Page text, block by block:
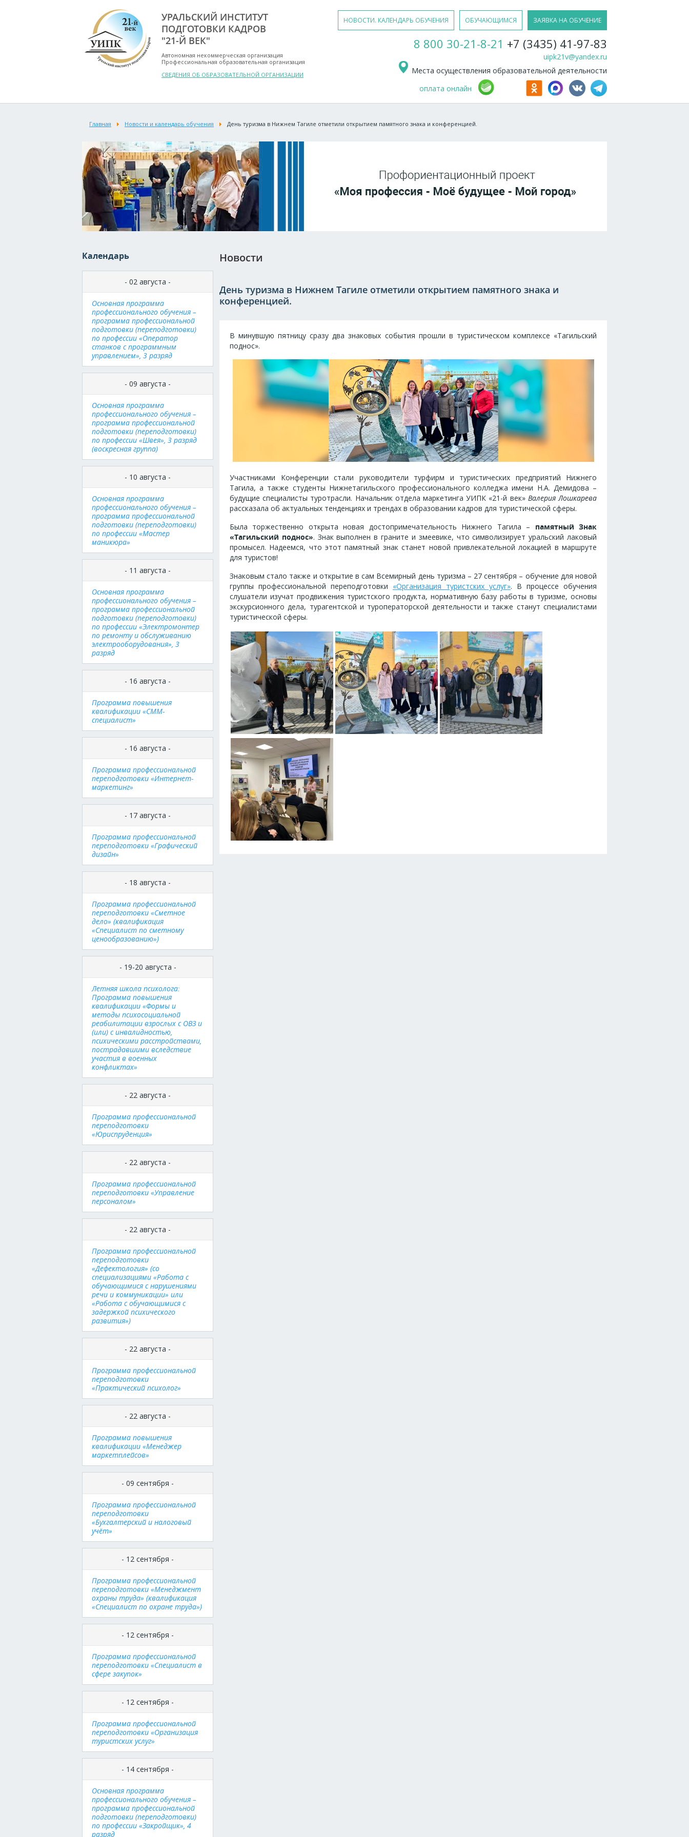
УРАЛЬСКИЙ ИНСТИТУТ
ПОДГОТОВКИ КАДРОВ
"21-Й ВЕК"
Автономная некоммерческая организация
Профессиональная образовательная организация
СВЕДЕНИЯ ОБ ОБРАЗОВАТЕЛЬНОЙ ОРГАНИЗАЦИИ
ЗАЯВКА НА ОБУЧЕНИЕ
ОБУЧАЮЩИМСЯ
НОВОСТИ. КАЛЕНДАРЬ ОБУЧЕНИЯ
8 800 30-21-8-21 +7 (3435) 41-97-83
uipk21v@yandex.ru
Места осуществления образовательной деятельности
оплата онлайн
Главная Новости и календарь обучения День туризма в Нижнем Тагиле отметили открытием памятного знака и конференцией.
Календарь
- 02 августа -
Основная программа
профессионального обучения –
программа профессиональной
подготовки (переподготовки)
по профессии «Оператор
станков с программным
управлением», 3 разряд
- 09 августа -
Основная программа
профессионального обучения –
программа профессиональной
подготовки (переподготовки)
по профессии «Швея», 3 разряд
(воскресная группа)
- 10 августа -
Основная программа
профессионального обучения –
программа профессиональной
подготовки (переподготовки)
по профессии «Мастер
маникюра»
- 11 августа -
Основная программа
профессионального обучения –
программа профессиональной
подготовки (переподготовки)
по профессии «Электромонтер
по ремонту и обслуживанию
электрооборудования», 3
разряд
- 16 августа -
Программа повышения
квалификации «СММ-
специалист»
- 16 августа -
Программа профессиональной
переподготовки «Интернет-
маркетинг»
- 17 августа -
Программа профессиональной
переподготовки «Графический
дизайн»
- 18 августа -
Программа профессиональной
переподготовки «Сметное
дело» (квалификация
«Специалист по сметному
ценообразованию»)
- 19-20 августа -
Летняя школа психолога:
Программа повышения
квалификации «Формы и
методы психосоциальной
реабилитации взрослых с ОВЗ и
(или) с инвалидностью,
психическими расстройствами,
пострадавшими вследствие
участия в военных
конфликтах»
- 22 августа -
Программа профессиональной
переподготовки
«Юриспруденция»
- 22 августа -
Программа профессиональной
переподготовки «Управление
персоналом»
- 22 августа -
Программа профессиональной
переподготовки
«Дефектология» (со
специализациями «Работа с
обучающимися с нарушениями
речи и коммуникации» или
«Работа с обучающимися с
задержкой психического
развития»)
- 22 августа -
Программа профессиональной
переподготовки
«Практический психолог»
- 22 августа -
Программа повышения
квалификации «Менеджер
маркетплейсов»
- 09 сентября -
Программа профессиональной
переподготовки
«Бухгалтерский и налоговый
учёт»
- 12 сентября -
Программа профессиональной
переподготовки «Менеджмент
охраны труда» (квалификация
«Специалист по охране труда»)
- 12 сентября -
Программа профессиональной
переподготовки «Специалист в
сфере закупок»
- 12 сентября -
Программа профессиональной
переподготовки «Организация
туристских услуг»
- 14 сентября -
Основная программа
профессионального обучения –
программа профессиональной
подготовки (переподготовки)
по профессии «Закройщик», 4
разряд
Новости
День туризма в Нижнем Тагиле отметили открытием памятного знака и
конференцией.
В минувшую пятницу сразу два знаковых события прошли в туристическом комплексе «Тагильский
поднос».
Участниками Конференции стали руководители турфирм и туристических предприятий Нижнего
Тагила, а также студенты Нижнетагильского профессионального колледжа имени Н.А. Демидова –
будущие специалисты туротрасли. Начальник отдела маркетинга УИПК «21-й век» Валерия Лошкарева
рассказала об актуальных тенденциях и трендах в образовании кадров для туристической сферы.
Была торжественно открыта новая достопримечательность Нижнего Тагила – памятный Знак
«Тагильский поднос». Знак выполнен в граните и змеевике, что символизирует уральский лаковый
промысел. Надеемся, что этот памятный знак станет новой привлекательной локацией в маршруте
для туристов!
Знаковым стало также и открытие в сам Всемирный день туризма – 27 сентября – обучение для новой
группы профессиональной переподготовки «Организация туристских услуг». В процессе обучения
слушатели изучат продвижения туристского продукта, нормативную базу работы в туризме, основы
экскурсионного дела, турагентской и туроператорской деятельности и также станут специалистами
туристической сферы.